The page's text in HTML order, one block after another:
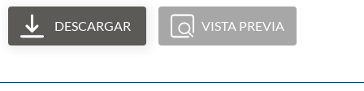
DESCARGAR VISTA PREVIA